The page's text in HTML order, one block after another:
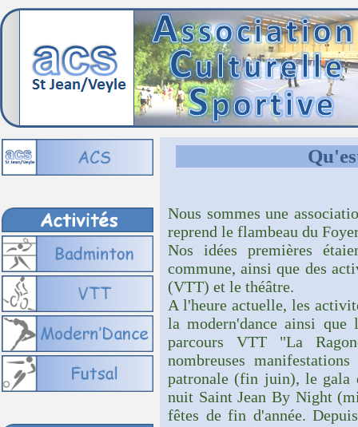
Nous sommes une
reprend le flambeau du
Nos idées premières
commune, ainsi que des
(VTT) et le théâtre.
A l'heure actuelle, les
la modern'dance ainsi que
parcours VTT "La
nombreuses
patronale (fin juin), le gala
nuit Saint Jean By Night
fêtes de fin d'année.